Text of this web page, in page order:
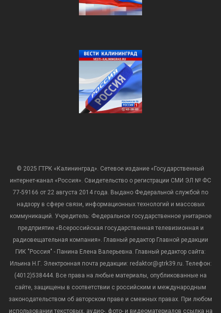
© 2025 ГТРК «Калининград». Сетевое издание «Государственный
интернет-канал «Россия». Свидетельство о регистрации СМИ ЭЛ № ФС
77-59166 от 22 августа 2014 года. Выдано Федеральной службой по
надзору в сфере связи, информационных технологий и массовых
коммуникаций. Учредитель: Федеральное государственное унитарное
предприятие «Всероссийская государственная телевизионная и
радиовещательная компания». Главный редактор Главной редакции
ГИК "Россия" - Панина Елена Валерьевна. Главный редактор сайта:
Ильина Н.Г. Электронная почта редакции: redaktor@gtrk39.ru. Телефон:
(4012)538444. Все права на любые материалы, опубликованные на
сайте, защищены в соответствии с российским и международным
законодательством об авторском праве и смежных правах. При любом
использовании текстовых, аудио-, фото- и видеоматериалов ссылка на